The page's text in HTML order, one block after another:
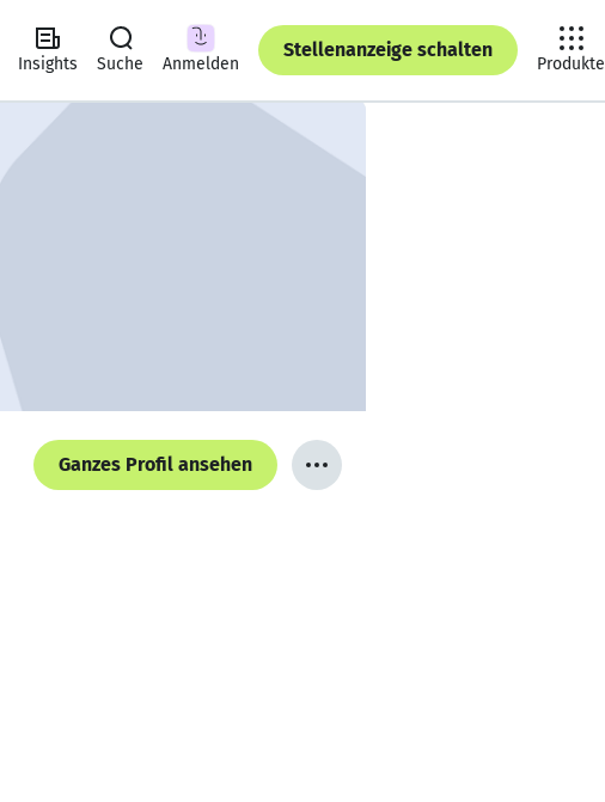
Insights Suche Anmelden
Stellenanzeige schalten
Produkte
Ganzes Profil ansehen